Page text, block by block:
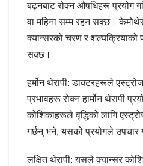
बढ्नबाट रोक्न औषधिहरू प्रयोग
वा महिना सम्म रहन सक्छ।
क्यान्सरको चरण र शल्यक्रियाको
सक्छ।
हर्मोन थेरापी: डाक्टरहरूले
प्रभावहरू रोक्न हार्मोन थेरापी
कोशिकाहरूले वृद्धिको लागि
गर्छन् भने, यसको प्रयोगले उपचार
लक्षित थेरापी: यसले क्यान्सर